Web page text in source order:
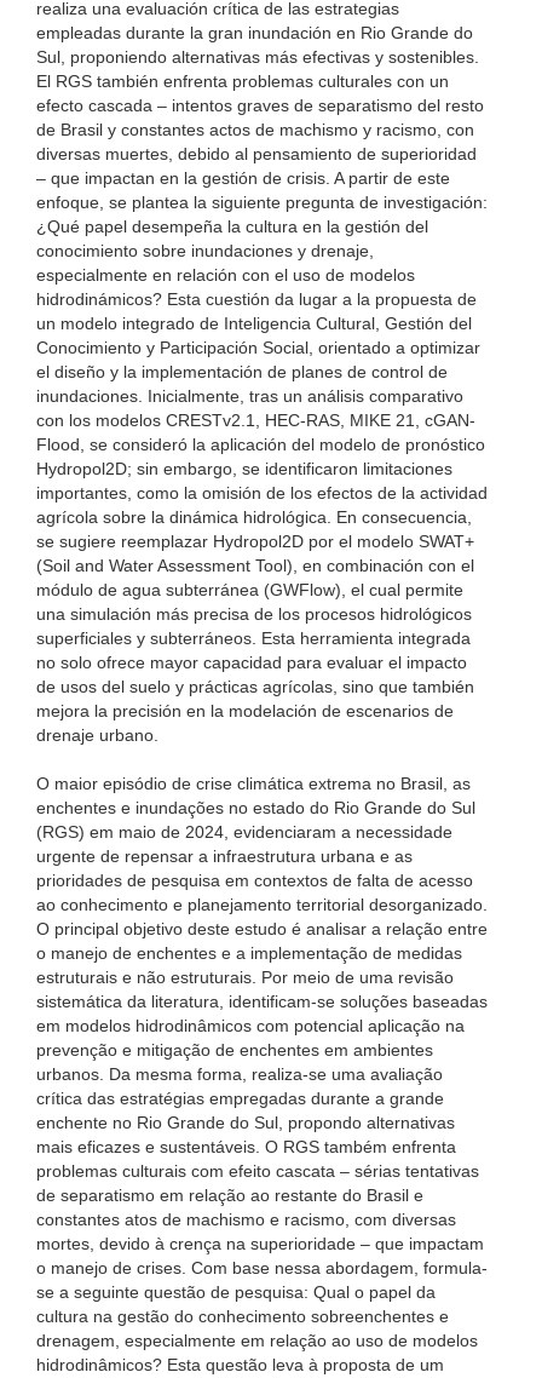
realiza una evaluación crítica de las estrategias
empleadas durante la gran inundación en Rio Grande do
Sul, proponiendo alternativas más efectivas y sostenibles.
El RGS también enfrenta problemas culturales con un
efecto cascada – intentos graves de separatismo del resto
de Brasil y constantes actos de machismo y racismo, con
diversas muertes, debido al pensamiento de superioridad
– que impactan en la gestión de crisis. A partir de este
enfoque, se plantea la siguiente pregunta de investigación:
¿Qué papel desempeña la cultura en la gestión del
conocimiento sobre inundaciones y drenaje,
especialmente en relación con el uso de modelos
hidrodinámicos? Esta cuestión da lugar a la propuesta de
un modelo integrado de Inteligencia Cultural, Gestión del
Conocimiento y Participación Social, orientado a optimizar
el diseño y la implementación de planes de control de
inundaciones. Inicialmente, tras un análisis comparativo
con los modelos CRESTv2.1, HEC-RAS, MIKE 21, cGAN-
Flood, se consideró la aplicación del modelo de pronóstico
Hydropol2D; sin embargo, se identificaron limitaciones
importantes, como la omisión de los efectos de la actividad
agrícola sobre la dinámica hidrológica. En consecuencia,
se sugiere reemplazar Hydropol2D por el modelo SWAT+
(Soil and Water Assessment Tool), en combinación con el
módulo de agua subterránea (GWFlow), el cual permite
una simulación más precisa de los procesos hidrológicos
superficiales y subterráneos. Esta herramienta integrada
no solo ofrece mayor capacidad para evaluar el impacto
de usos del suelo y prácticas agrícolas, sino que también
mejora la precisión en la modelación de escenarios de
drenaje urbano.
O maior episódio de crise climática extrema no Brasil, as
enchentes e inundações no estado do Rio Grande do Sul
(RGS) em maio de 2024, evidenciaram a necessidade
urgente de repensar a infraestrutura urbana e as
prioridades de pesquisa em contextos de falta de acesso
ao conhecimento e planejamento territorial desorganizado.
O principal objetivo deste estudo é analisar a relação entre
o manejo de enchentes e a implementação de medidas
estruturais e não estruturais. Por meio de uma revisão
sistemática da literatura, identificam-se soluções baseadas
em modelos hidrodinâmicos com potencial aplicação na
prevenção e mitigação de enchentes em ambientes
urbanos. Da mesma forma, realiza-se uma avaliação
crítica das estratégias empregadas durante a grande
enchente no Rio Grande do Sul, propondo alternativas
mais eficazes e sustentáveis. O RGS também enfrenta
problemas culturais com efeito cascata – sérias tentativas
de separatismo em relação ao restante do Brasil e
constantes atos de machismo e racismo, com diversas
mortes, devido à crença na superioridade – que impactam
o manejo de crises. Com base nessa abordagem, formula-
se a seguinte questão de pesquisa: Qual o papel da
cultura na gestão do conhecimento sobreenchentes e
drenagem, especialmente em relação ao uso de modelos
hidrodinâmicos? Esta questão leva à proposta de um